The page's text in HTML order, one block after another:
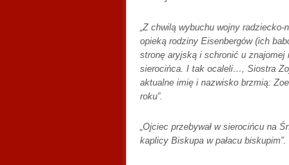
„Z chwilą wybuchu wojny
opieką rodziny Eisenbergów (ich
stronę aryjską i schronić u znajomej
sierocińca. I tak ocaleli…, Siostra
aktualne imię i nazwisko brzmią:
roku”.
„Ojciec przebywał w sierocińcu na
kaplicy Biskupa w pałacu biskupim”.